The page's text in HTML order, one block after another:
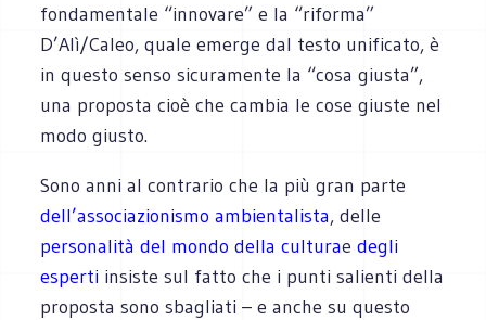
fondamentale “innovare” e la “riforma”
D’Alì/Caleo, quale emerge dal testo unificato, è
in questo senso sicuramente la “cosa giusta”,
una proposta cioè che cambia le cose giuste nel
modo giusto.
Sono anni al contrario che la più gran parte
dell’associazionismo ambientalista, delle
personalità del mondo della culturaedegli
esperti insiste sul fatto che i punti salienti della
proposta sono sbagliati – e anche su questo